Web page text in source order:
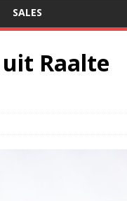
SALES
Raalte